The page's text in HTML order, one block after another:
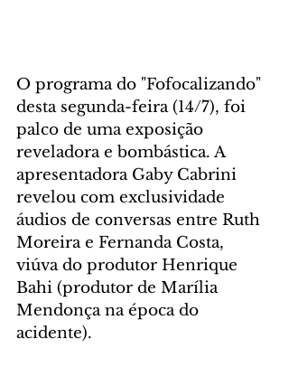
O programa do "Fofocalizando"
desta segunda-feira (14/7), foi
palco de uma exposição
reveladora e bombástica. A
apresentadora Gaby Cabrini
revelou com exclusividade
áudios de conversas entre Ruth
Moreira e Fernanda Costa,
viúva do produtor Henrique
Bahi (produtor de Marília
Mendonça na época do
acidente).